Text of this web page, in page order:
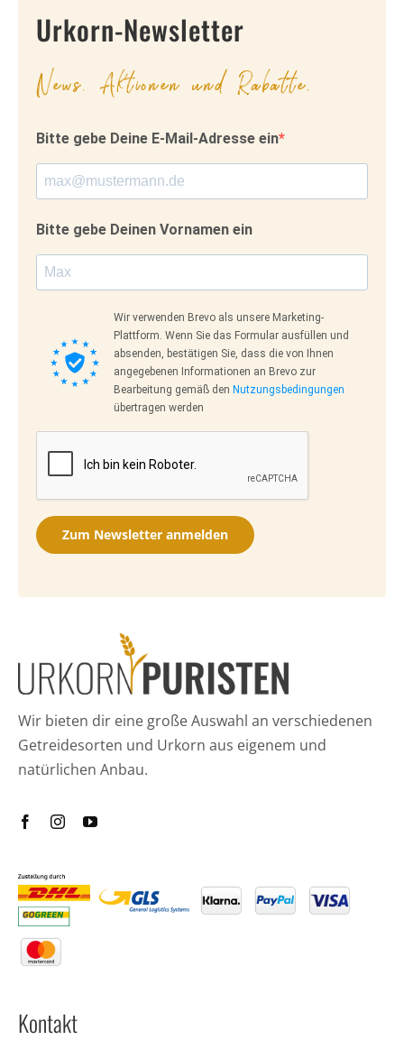
Urkorn-Newsletter
News, Aktionen und Rabatte.
Bitte gebe Deine E-Mail-Adresse ein
Bitte gebe Deinen Vornamen ein
Wir verwenden Brevo als unsere Marketing-
Plattform. Wenn Sie das Formular ausfüllen und
absenden, bestätigen Sie, dass die von Ihnen
angegebenen Informationen an Brevo zur
Bearbeitung gemäß den Nutzungsbedingungen
übertragen werden
Zum Newsletter anmelden
Wir bieten dir eine große Auswahl an verschiedenen
Getreidesorten und Urkorn aus eigenem und
natürlichen Anbau.
Kontakt